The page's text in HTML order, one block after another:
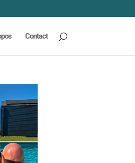
Contact